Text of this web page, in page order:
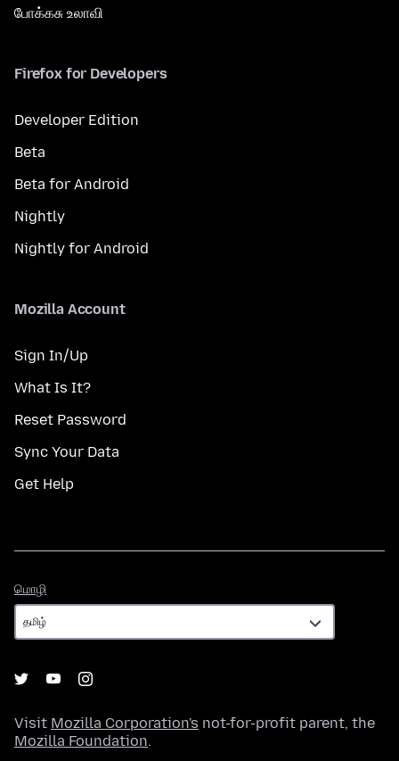
போக்கசு உலாவி
Firefox for Developers
Developer Edition
Beta
Beta for Android
Nightly
Nightly for Android
Mozilla Account
Sign In/Up
What Is It?
Reset Password
Sync Your Data
Get Help
மொழி
Visit Mozilla Corporation's not-for-profit parent, the
Mozilla Foundation.